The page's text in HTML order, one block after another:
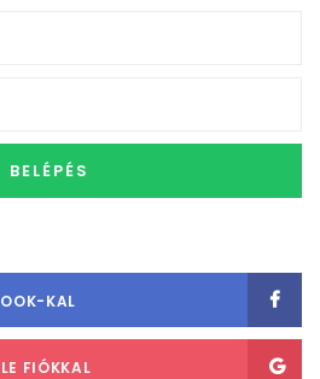
BELÉPÉS
KAL
FIÓKKAL